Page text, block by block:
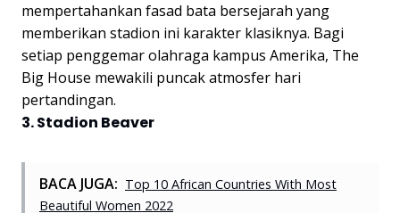
mempertahankan fasad bata bersejarah yang
memberikan stadion ini karakter klasiknya. Bagi
setiap penggemar olahraga kampus Amerika, The
Big House mewakili puncak atmosfer hari
pertandingan.
3. Stadion Beaver
BACA JUGA: Top 10 African Countries With Most
Beautiful Women 2022